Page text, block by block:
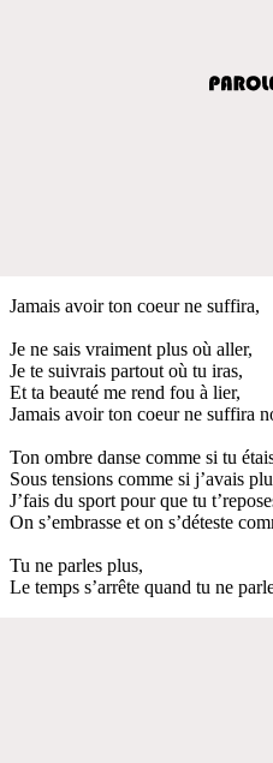
Jamais avoir ton coeur ne suffira,
Je ne sais vraiment plus où aller,
Je te suivrais partout où tu iras,
Et ta beauté me rend fou à lier,
Jamais avoir ton coeur ne suffira
Ton ombre danse comme si tu
Sous tensions comme si j’avais
J’fais du sport pour que tu
On s’embrasse et on s’déteste
Tu ne parles plus,
Le temps s’arrête quand tu ne